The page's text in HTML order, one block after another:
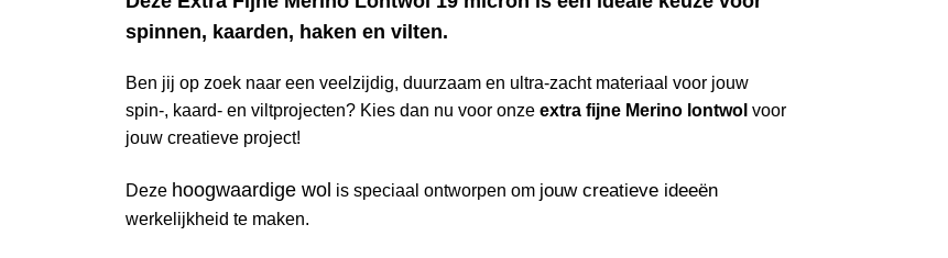
spinnen, kaarden, haken en vilten.
Ben jij op zoek naar een veelzijdig, duurzaam en ultra-zacht materiaal voor jouw
spin-, kaard- en viltprojecten? Kies dan nu voor onze extra fijne Merino lontwol voor
jouw creatieve project!
Deze hoogwaardige wol is speciaal ontworpen om jouw creatieve ideeën
werkelijkheid te maken.